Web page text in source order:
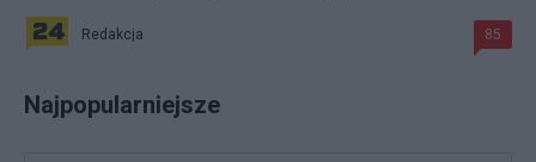
Redakcja 85
Najpopularniejsze